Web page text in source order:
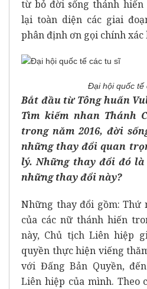
từ bỏ đời sống thánh
lại toàn diện các giai
phân định ơn gọi chính xác
Đại hội quốc tế
Bắt đầu từ Tông huấn
Tìm kiếm nhan Thánh
trong năm 2016, đời
những thay đổi quan
lý. Những thay đổi đó
những thay đổi này?
Những thay đổi gồm: Thứ
của các nữ thánh hiến
này, Chủ tịch Liên hiệp
quyền thực hiện viếng
với Đấng Bản Quyền,
Liên hiệp của mình. Theo